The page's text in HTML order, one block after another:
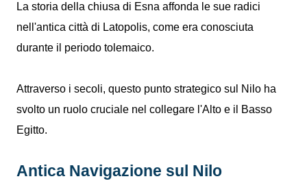
La storia della chiusa di Esna affonda le sue radici
nell'antica città di Latopolis, come era conosciuta
durante il periodo tolemaico.
Attraverso i secoli, questo punto strategico sul Nilo ha
svolto un ruolo cruciale nel collegare l'Alto e il Basso
Egitto.
Antica Navigazione sul Nilo